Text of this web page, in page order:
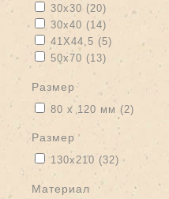
Apply 30x30 filter
30x30 (20) Apply
Apply 30x40 filter
30x40 (14) Apply
Apply 41Х44,5 filter
41Х44,5 (5)
Apply 50x70 filter
50x70 (13)
размер
Apply 80 х 120 мм filter
80 х 120 мм (2)
размер
Apply 130х210 filter
130х210 (32) Apply
материал